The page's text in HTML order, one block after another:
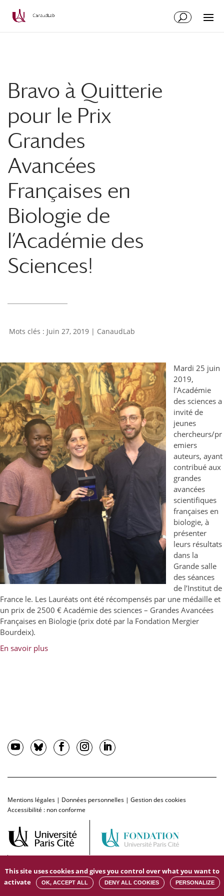
Bravo à Quitterie
pour le Prix
Grandes
Avancées
Françaises en
Biologie de
l’Académie des
Sciences!
Juin 27, 2019 | CanaudLab
Mardi 25 juin
2019,
l’Académie
des sciences a
invité de
jeunes
chercheurs/pr
emiers
auteurs, ayant
contribué aux
grandes
avancées
scientifiques
françaises en
biologie, à
présenter
leurs résultats
dans la
Grande salle
des séances
de l’Institut de
France le. Les Lauréats ont été récompensés par une médaille et
un prix de 2500 € Académie des sciences – Grandes Avancées
Françaises en Biologie (prix doté par la Fondation Mergier
Bourdeix).
En savoir plus
Mentions légales | Données personnelles | Gestion des cookies
Accessibilité : non conforme
This site uses cookies and gives you control over what you want to
activate
OK, ACCEPT ALL DENY ALL COOKIES PERSONALIZE